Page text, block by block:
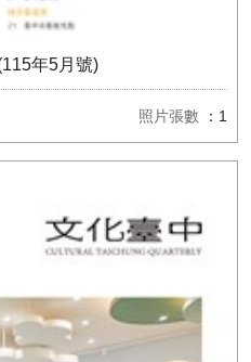
年5月號)
照片張數 ：1